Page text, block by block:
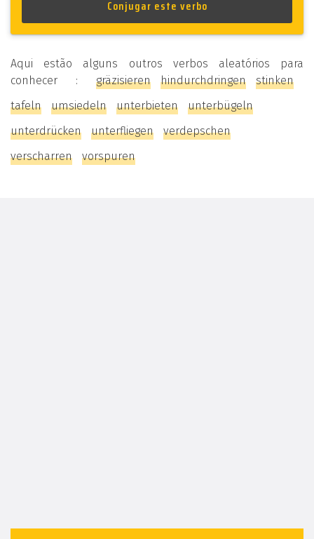
Aqui estão alguns outros verbos aleatórios para
conhecer : gräzisieren hindurchdringen
stinken
tafeln
umsiedeln unterbieten
unterbügeln
unterdrücken
unterfliegen
verdepschen
verscharren
vorspuren